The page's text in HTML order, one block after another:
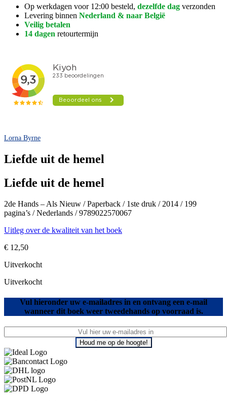
Op werkdagen voor 12:00 besteld, dezelfde dag verzonden
Levering binnen Nederland & naar België
Veilig betalen
14 dagen retourtermijn
Lorna Byrne
Liefde uit de hemel
Liefde uit de hemel
2de Hands – Als Nieuw / Paperback / 1ste druk / 2014 / 199
pagina’s / Nederlands / 9789022570067
Uitleg over de kwaliteit van het boek
€ 12,50
Uitverkocht
Uitverkocht
Vul hieronder uw e-mailadres in en ontvang een e-mail
wanneer dit boek weer tweedehands op voorraad is.
Houd me op de hoogte!